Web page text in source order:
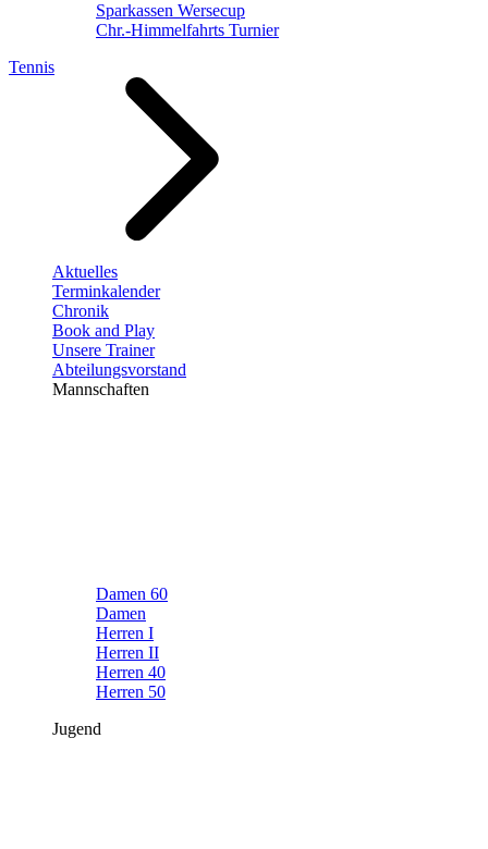
Sparkassen Wersecup
Chr.-Himmelfahrts Turnier
Tennis
Aktuelles
Terminkalender
Chronik
Book and Play
Unsere Trainer
Abteilungsvorstand
Mannschaften
Damen 60
Damen
Herren I
Herren II
Herren 40
Herren 50
Jugend